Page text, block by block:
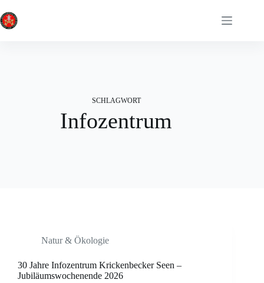
Inhalt
springen
SCHLAGWORT
Infozentrum
Natur & Ökologie
30 Jahre Infozentrum Krickenbecker Seen –
Jubiläumswochenende 2026